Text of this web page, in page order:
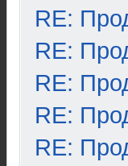
RE:
RE:
RE:
RE:
RE: